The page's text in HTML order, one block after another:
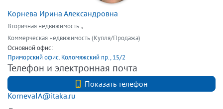
Корнева Ирина Александровна
Вторичная недвижимость ,
Коммерческая недвижимость (Купля/Продажа)
Основной офис:
Приморский офис. Коломяжский пр., 15/2
Телефон и электронная почта
Показать телефон
KornevaIA@itaka.ru